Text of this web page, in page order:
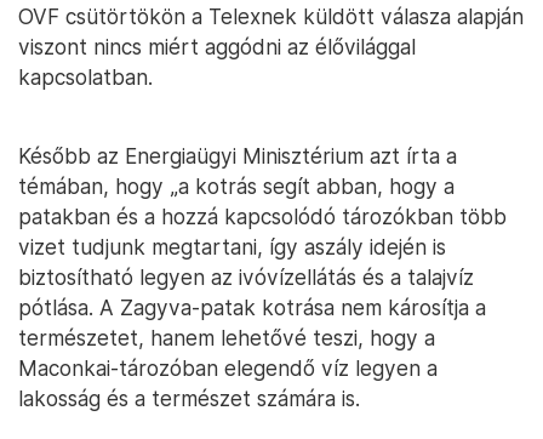
OVF csütörtökön a Telexnek küldött válasza alapján
viszont nincs miért aggódni az élővilággal
kapcsolatban.
Később az Energiaügyi Minisztérium azt írta a
témában, hogy „a kotrás segít abban, hogy a
patakban és a hozzá kapcsolódó tározókban több
vizet tudjunk megtartani, így aszály idején is
biztosítható legyen az ivóvízellátás és a talajvíz
pótlása. A Zagyva-patak kotrása nem károsítja a
természetet, hanem lehetővé teszi, hogy a
Maconkai-tározóban elegendő víz legyen a
lakosság és a természet számára is.